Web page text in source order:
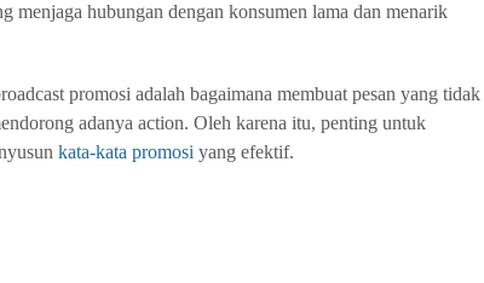
menjaga hubungan dengan konsumen lama dan menarik
promosi adalah bagaimana membuat pesan yang tidak
adanya action. Oleh karena itu, penting untuk
kata-kata promosi yang efektif.